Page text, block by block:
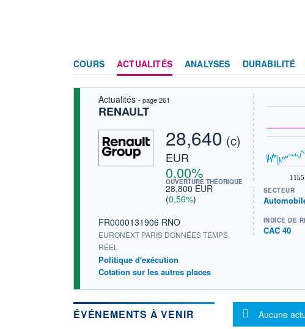
COURS ACTUALITÉS ANALYSES DURABILITÉ
Actualités - page 261
RENAULT
28,640 (c)
EUR
0,00%
OUVERTURE THÉORIQUE
28,800 EUR
(0,56%)
FR0000131906 RNO
EURONEXT PARIS DONNÉES TEMPS
RÉEL
Politique d'exécution
Cotation sur les autres places
SECTEUR
INDICE DE
CAC 40
ÉVÉNEMENTS À VENIR Message
Aucune